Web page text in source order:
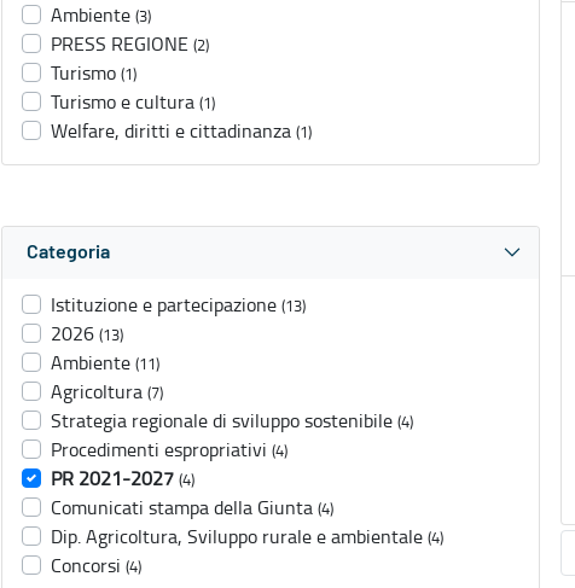
Ambiente (3)
PRESS REGIONE (2)
Turismo (1)
Turismo e cultura (1)
Welfare, diritti e cittadinanza (1)
Categoria
Istituzione e partecipazione (13)
2026 (13)
Ambiente (11)
Agricoltura (7)
Strategia regionale di sviluppo sostenibile (4)
Procedimenti espropriativi (4)
PR 2021-2027 (4)
Comunicati stampa della Giunta (4)
Dip. Agricoltura, Sviluppo rurale e ambientale (4)
Concorsi (4)